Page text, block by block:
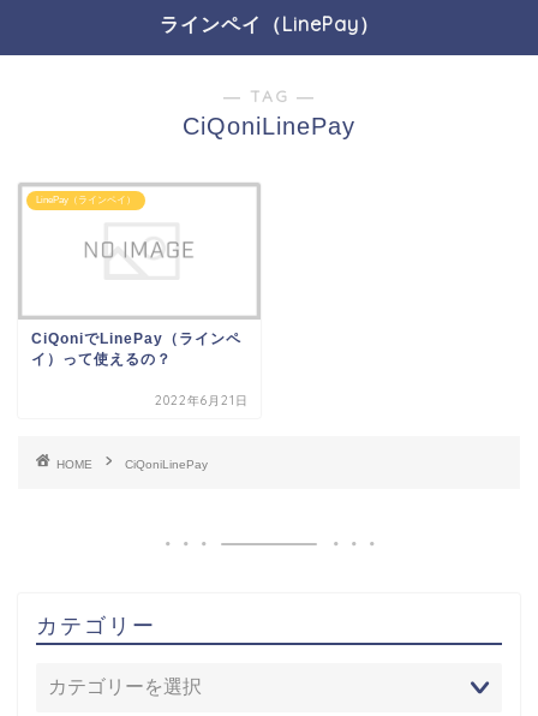
ラインペイ（LinePay）
― TAG ―
CiQoniLinePay
LinePay（ラインペイ）
CiQoniでLinePay（ラインペ
イ）って使えるの？
2022年6月21日
HOME CiQoniLinePay
カテゴリー